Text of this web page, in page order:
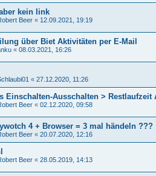
kein link
Beer « 12.09.2021, 19:19
über Biet Aktivitäten per E-Mail
« 08.03.2021, 16:26
« 27.12.2020, 11:26
Einschalten-Ausschalten > Restlaufzeit
Beer « 02.12.2020, 09:58
4 + Browser = 3 mal händeln ???
Beer « 20.07.2020, 12:16
Beer « 28.05.2019, 14:13